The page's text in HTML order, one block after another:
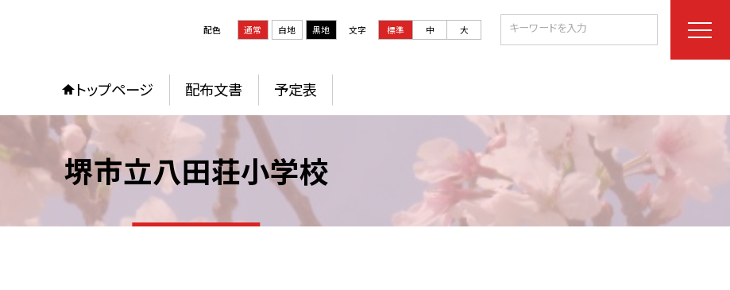
配色 通常 白地 黒地 文字 標準 中 大
トップページ 配布文書 予定表
堺市立八田荘小学校